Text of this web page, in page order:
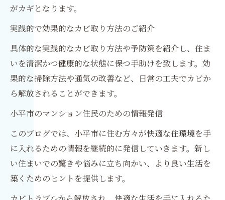
がカギとなります。
実践的で効果的なカビ取り方法のご紹介
具体的な実践的なカビ取り方法や予防策を紹介し、住ま
いを清潔かつ健康的な状態に保つ手助けを致します。効
果的な掃除方法や通気の改善など、日常の工夫でカビか
ら解放されることができます。
小平市のマンション住民のための情報発信
このブログでは、小平市に住む方々が快適な住環境を手
に入れるための情報を継続的に発信していきます。新し
い住まいでの驚きや悩みに立ち向かい、より良い生活を
築くためのヒントを提供します。